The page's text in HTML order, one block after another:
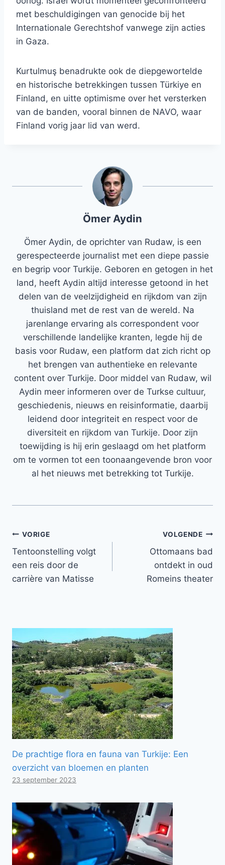
met beschuldigingen van genocide bij het
Internationale Gerechtshof vanwege zijn acties
in Gaza.
Kurtulmuş benadrukte ook de diepgewortelde
en historische betrekkingen tussen Türkiye en
Finland, en uitte optimisme over het versterken
van de banden, vooral binnen de NAVO, waar
Finland vorig jaar lid van werd.
Ömer Aydin
Ömer Aydin, de oprichter van Rudaw, is een
gerespecteerde journalist met een diepe passie
en begrip voor Turkije. Geboren en getogen in het
land, heeft Aydin altijd interesse getoond in het
delen van de veelzijdigheid en rijkdom van zijn
thuisland met de rest van de wereld. Na
jarenlange ervaring als correspondent voor
verschillende landelijke kranten, legde hij de
basis voor Rudaw, een platform dat zich richt op
het brengen van authentieke en relevante
content over Turkije. Door middel van Rudaw, wil
Aydin meer informeren over de Turkse cultuur,
geschiedenis, nieuws en reisinformatie, daarbij
leidend door integriteit en respect voor de
diversiteit en rijkdom van Turkije. Door zijn
toewijding is hij erin geslaagd om het platform
om te vormen tot een toonaangevende bron voor
al het nieuws met betrekking tot Turkije.
Bericht
navigatie
VORIGE
Tentoonstelling volgt
een reis door de
carrière van Matisse
VOLGENDE
Ottomaans bad
ontdekt in oud
Romeins theater
De prachtige flora en fauna van Turkije: Een
overzicht van bloemen en planten
23 september 2023